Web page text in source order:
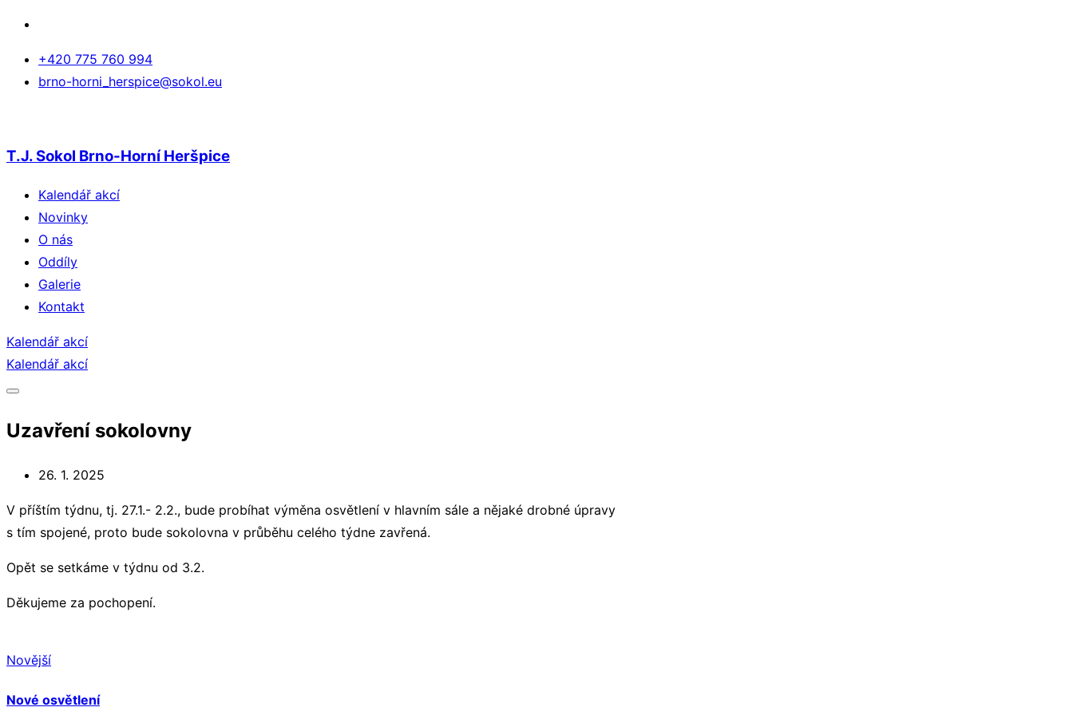
+420 775 760 994
brno-horni_herspice@sokol.eu
T.J. Sokol Brno-Horní Heršpice
Kalendář akcí
Novinky
O nás
Oddíly
Galerie
Kontakt
Kalendář akcí
Kalendář akcí
Uzavření sokolovny
26. 1. 2025
V příštím týdnu, tj. 27.1.- 2.2., bude probíhat výměna osvětlení v hlavním sále a nějaké drobné úpravy
s tím spojené, proto bude sokolovna v průběhu celého týdne zavřená.
Opět se setkáme v týdnu od 3.2.
Děkujeme za pochopení.
Novější
Nové osvětlení